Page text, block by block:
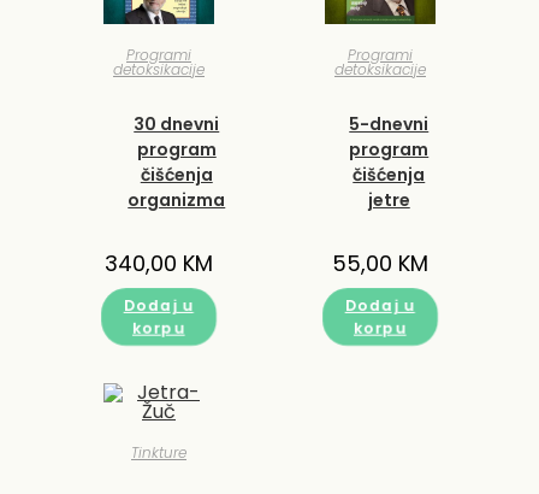
Programi
detoksikacije
30 dnevni
program
čišćenja
organizma
340,00 KM
Dodaj u
korpu
Programi
detoksikacije
5-dnevni
program
čišćenja
jetre
55,00 KM
Dodaj u
korpu
Tinkture